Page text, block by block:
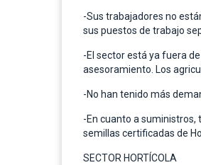
-Sus trabajadores no
sus puestos de trabajo
-El sector está ya fuera
asesoramiento. Los
-No han tenido más
-En cuanto a suministros,
semillas certificadas de
SECTOR HORTÍCOLA